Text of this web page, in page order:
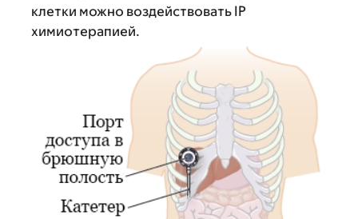
клетки можно воздействовать IP
химиотерапией.